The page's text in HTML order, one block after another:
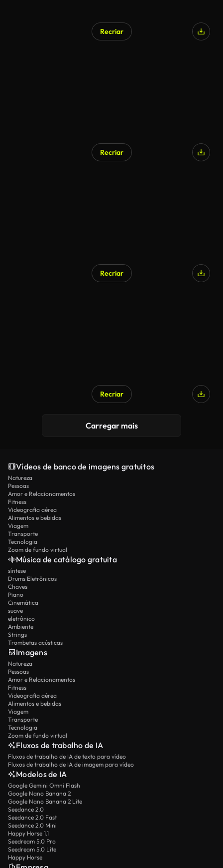
Recriar
Recriar
Recriar
Recriar
Carregar mais
Vídeos de banco de imagens gratuitos
Natureza
Pessoas
Amor e Relacionamentos
Fitness
Videografia aérea
Alimentos e bebidas
Viagem
Transporte
Tecnologia
Zoom de fundo virtual
Música de catálogo gratuita
síntese
Drums Eletrônicos
Chaves
Piano
Cinemática
suave
eletrônico
Ambiente
Strings
Trombetas acústicas
Imagens
Natureza
Pessoas
Amor e Relacionamentos
Fitness
Videografia aérea
Alimentos e bebidas
Viagem
Transporte
Tecnologia
Zoom de fundo virtual
Fluxos de trabalho de IA
Fluxos de trabalho de IA de texto para vídeo
Fluxos de trabalho de IA de imagem para vídeo
Modelos de IA
Google Gemini Omni Flash
Google Nano Banana 2
Google Nano Banana 2 Lite
Seedance 2.0
Seedance 2.0 Fast
Seedance 2.0 Mini
Happy Horse 1.1
Seedream 5.0 Pro
Seedream 5.0 Lite
Happy Horse